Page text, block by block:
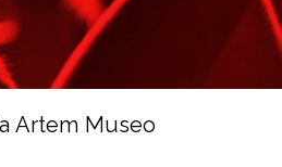
Artem Museo